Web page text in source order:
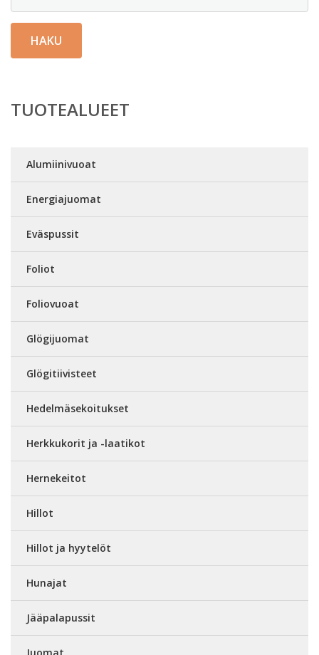
HAKU
TUOTEALUEET
Alumiinivuoat
Energiajuomat
Eväspussit
Foliot
Foliovuoat
Glögijuomat
Glögitiivisteet
Hedelmäsekoitukset
Herkkukorit ja -laatikot
Hernekeitot
Hillot
Hillot ja hyytelöt
Hunajat
Jääpalapussit